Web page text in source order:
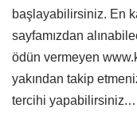
başlayabilirsiniz. En
sayfamızdan
ödün vermeyen
yakından takip
tercihi